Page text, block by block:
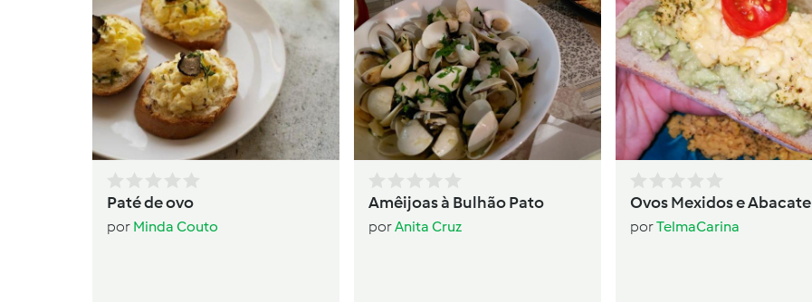
Paté de ovo
por Minda Couto
Amêijoas à Bulhão Pato
porAnita Cruz
Ovos Mexidos e Abacate
porTelmaCarina